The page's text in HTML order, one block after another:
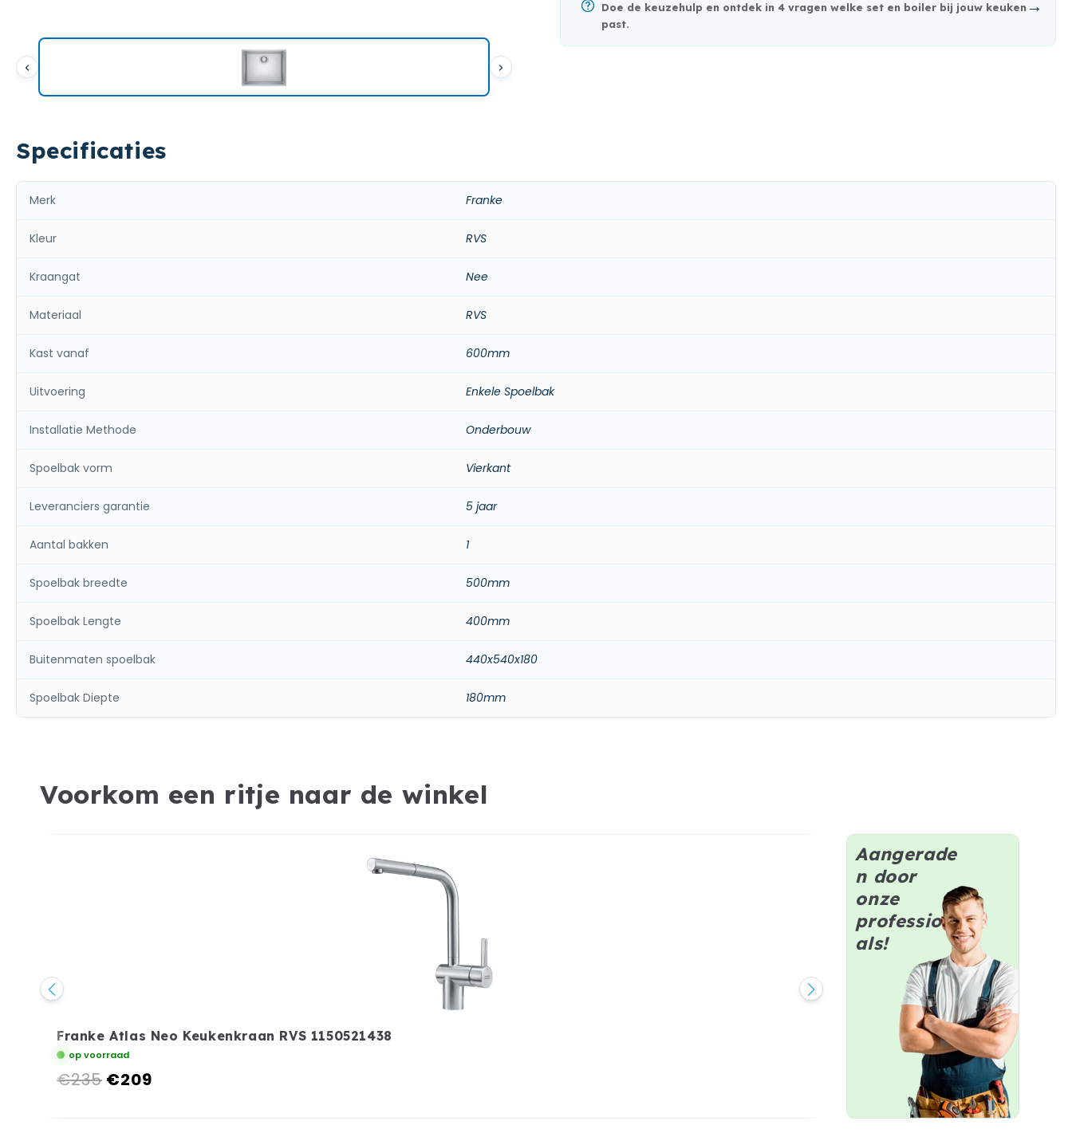
Doe de keuzehulp en ontdek in 4 vragen welke set en boiler bij jouw keuken
past.
→
Specificaties
Merk Franke
Kleur RVS
Kraangat Nee
Materiaal RVS
Kast vanaf 600mm
Uitvoering Enkele Spoelbak
Installatie Methode Onderbouw
Spoelbak vorm Vierkant
Leveranciers garantie 5 jaar
Aantal bakken 1
Spoelbak breedte 500mm
Spoelbak Lengte 400mm
Buitenmaten spoelbak 440x540x180
Spoelbak Diepte 180mm
Voorkom een ritje naar de winkel
Franke Atlas Neo Keukenkraan RVS 1150521438
op voorraad
Normale
€235 Aanbiedingsprijs
€209
TG Ruimtebesparende Sifon
op voorraad
Aangerade
n door
onze
profession
als!